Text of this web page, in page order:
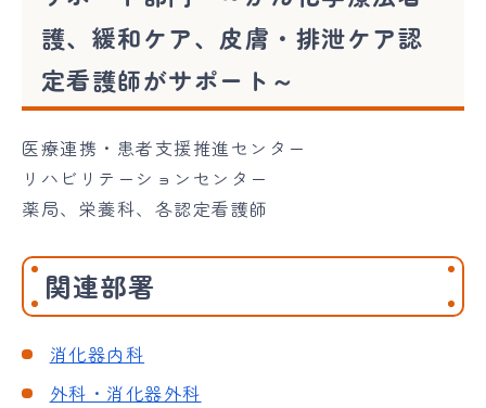
護、緩和ケア、皮膚・排泄ケア認
定看護師がサポート～
医療連携・患者支援推進センター
リハビリテーションセンター
薬局、栄養科、各認定看護師
関連部署
消化器内科
外科・消化器外科